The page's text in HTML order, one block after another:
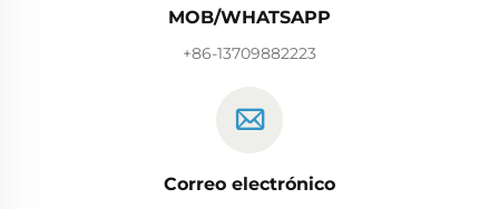
MOB/WHATSAPP
+86-13709882223
Correo electrónico